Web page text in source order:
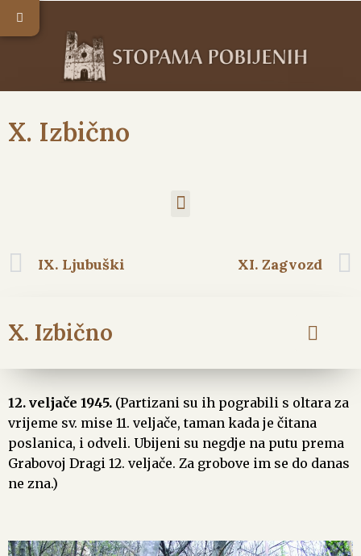
X. Izbično
IX. Ljubuški XI. Zagvozd
X. Izbično
12. veljače 1945. (Partizani su ih pograbili s oltara za
vrijeme sv. mise 11. veljače, taman kada je čitana
poslanica, i odveli. Ubijeni su negdje na putu prema
Grabovoj Dragi 12. veljače. Za grobove im se do danas
ne zna.)